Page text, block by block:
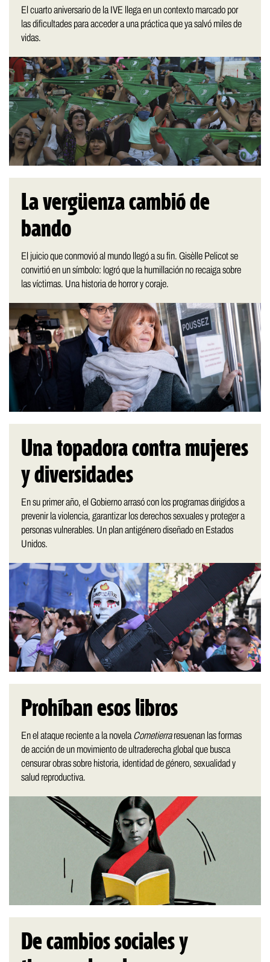
El cuarto aniversario de la IVE llega en un contexto marcado por
las dificultades para acceder a una práctica que ya salvó miles de
vidas.
La vergüenza cambió de
bando
El juicio que conmovió al mundo llegó a su fin. Gisèlle Pelicot se
convirtió en un símbolo: logró que la humillación no recaiga sobre
las víctimas. Una historia de horror y coraje.
Una topadora contra mujeres
y diversidades
En su primer año, el Gobierno arrasó con los programas dirigidos a
prevenir la violencia, garantizar los derechos sexuales y proteger a
personas vulnerables. Un plan antigénero diseñado en Estados
Unidos.
Prohíban esos libros
En el ataque reciente a la novelaCometierraresuenan las formas
de acción de un movimiento de ultraderecha global que busca
censurar obras sobre historia, identidad de género, sexualidad y
salud reproductiva.
De cambios sociales y